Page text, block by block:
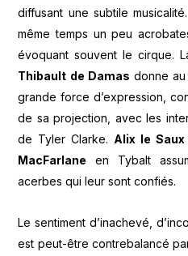
diffusant une subtile
même temps un peu
évoquant souvent le cirque.
Thibault de Damas donne
grande force d’expression,
de sa projection, avec les
de Tyler Clarke. Alix le Saux
MacFarlane en Tybalt
acerbes qui leur sont confiés.
Le sentiment d’inachevé,
est peut-être contrebalancé